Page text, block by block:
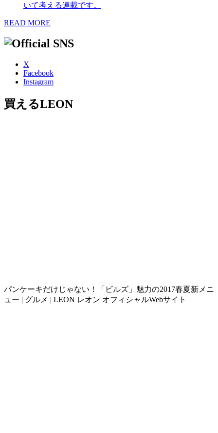
いて考える連載です。
READ MORE
X
Facebook
Instagram
買えるLEON
パンケーキだけじゃない！「ビルズ」魅力の2017春夏新メニ
ュー | グルメ | LEON レオン オフィシャルWebサイト